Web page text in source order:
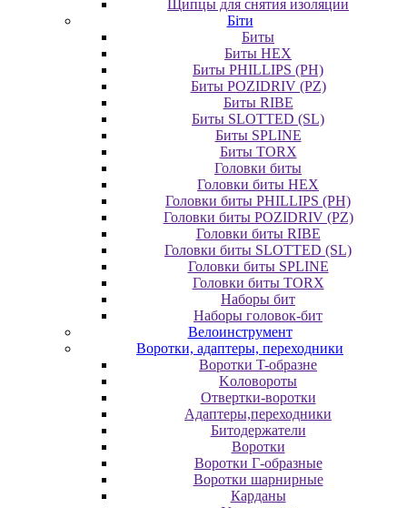
Щипцы для снятия изоляции
Біти
Биты
Биты HEX
Биты PHILLIPS (PH)
Биты POZIDRIV (PZ)
Биты RIBE
Биты SLOTTED (SL)
Биты SPLINE
Биты TORX
Головки биты
Головки биты HEX
Головки биты PHILLIPS (PH)
Головки биты POZIDRIV (PZ)
Головки биты RIBE
Головки биты SLOTTED (SL)
Головки биты SPLINE
Головки биты TORX
Наборы бит
Наборы головок-бит
Велоинструмент
Воротки, адаптеры, переходники
Bopoтки T-oбpaзне
Koлoвopoты
Oтвepтки-вopoтки
Адаптеры,переходники
Битодержатели
Воротки
Воротки Г-образные
Воротки шарнирные
Карданы